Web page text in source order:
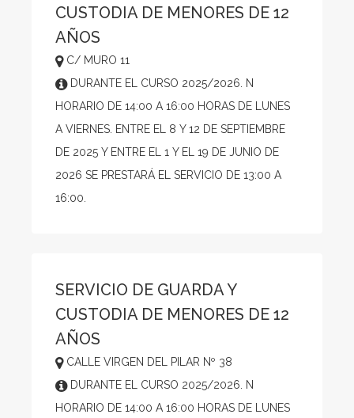
CUSTODIA DE MENORES DE 12
AÑOS
C/ MURO 11
DURANTE EL CURSO 2025/2026. N
HORARIO DE 14:00 A 16:00 HORAS DE LUNES
A VIERNES. ENTRE EL 8 Y 12 DE SEPTIEMBRE
DE 2025 Y ENTRE EL 1 Y EL 19 DE JUNIO DE
2026 SE PRESTARÁ EL SERVICIO DE 13:00 A
16:00.
SERVICIO DE GUARDA Y
CUSTODIA DE MENORES DE 12
AÑOS
CALLE VIRGEN DEL PILAR Nº 38
DURANTE EL CURSO 2025/2026. N
HORARIO DE 14:00 A 16:00 HORAS DE LUNES